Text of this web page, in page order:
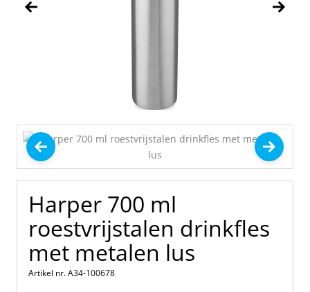
Harper 700 ml
roestvrijstalen drinkfles
met metalen lus
Artikel nr. A34-100678